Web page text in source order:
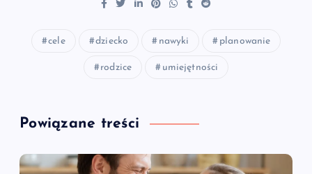
cele dziecko nawyki planowanie
rodzice umiejętności
Powiązane treści